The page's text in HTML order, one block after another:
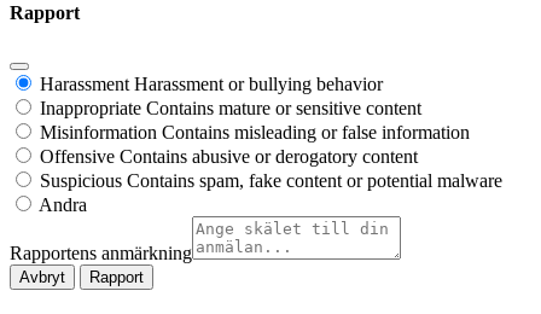
Rapport
Harassment Harassment or bullying behavior
Inappropriate Contains mature or sensitive content
Misinformation Contains misleading or false information
Offensive Contains abusive or derogatory content
Suspicious Contains spam, fake content or potential malware
Andra
Rapportens anmärkning
Rapport